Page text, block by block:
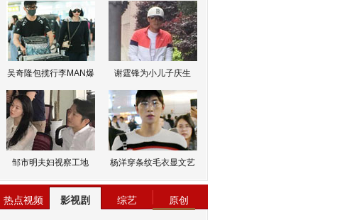
吴奇隆包揽行李MAN爆 谢霆锋为小儿子庆生
邹市明夫妇视察工地 杨洋穿条纹毛衣显文艺
热点视频 影视剧 综艺 原创